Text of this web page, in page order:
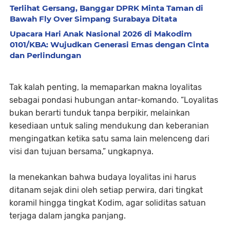
Terlihat Gersang, Banggar DPRK Minta Taman di
Bawah Fly Over Simpang Surabaya Ditata
Upacara Hari Anak Nasional 2026 di Makodim
0101/KBA: Wujudkan Generasi Emas dengan Cinta
dan Perlindungan
Tak kalah penting, Ia memaparkan makna loyalitas
sebagai pondasi hubungan antar-komando. “Loyalitas
bukan berarti tunduk tanpa berpikir, melainkan
kesediaan untuk saling mendukung dan keberanian
mengingatkan ketika satu sama lain melenceng dari
visi dan tujuan bersama,” ungkapnya.
Ia menekankan bahwa budaya loyalitas ini harus
ditanam sejak dini oleh setiap perwira, dari tingkat
koramil hingga tingkat Kodim, agar soliditas satuan
terjaga dalam jangka panjang.